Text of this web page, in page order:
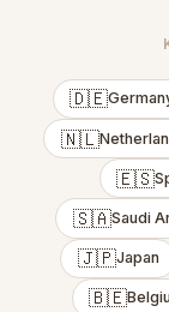
🇩🇪
🇳🇱
🇪🇸
🇸🇦Saudi
🇯🇵Japan
🇧🇪